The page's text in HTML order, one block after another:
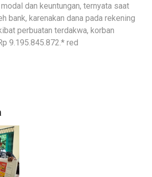
dan keuntungan, ternyata saat
bank, karenakan dana pada rekening
perbuatan terdakwa, korban
9.195.845.872.* red